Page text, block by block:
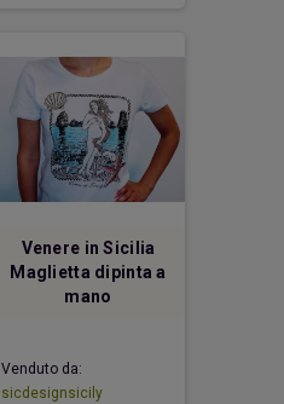
Venere in Sicilia
Maglietta dipinta a
mano
Venduto da:
sicdesignsicily